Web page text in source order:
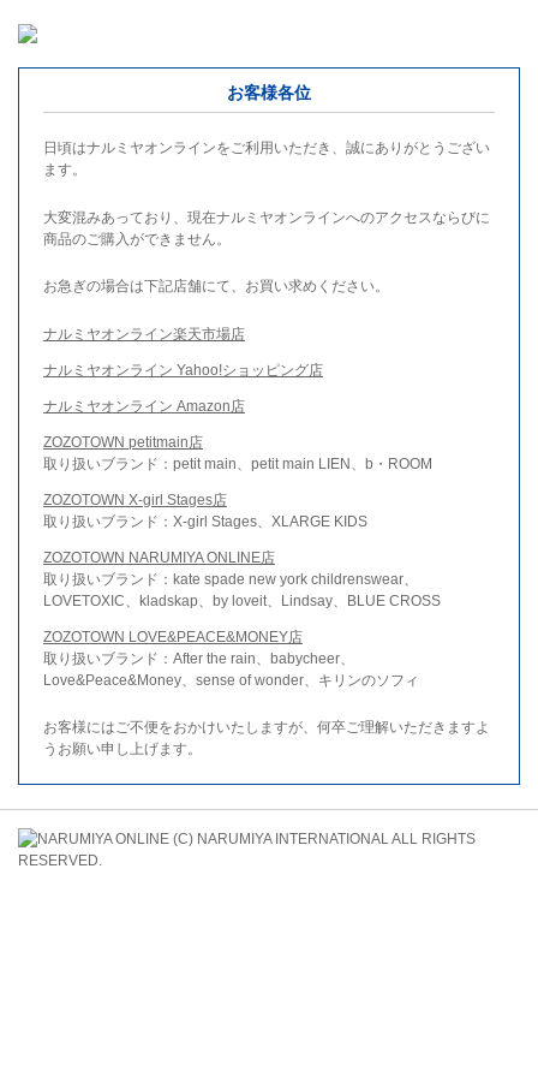
お客様各位
日頃はナルミヤオンラインをご利用いただき、誠にありがとうござい
ます。
大変混みあっており、現在ナルミヤオンラインへのアクセスならびに
商品のご購入ができません。
お急ぎの場合は下記店舗にて、お買い求めください。
ナルミヤオンライン楽天市場店
ナルミヤオンライン Yahoo!ショッピング店
ナルミヤオンライン Amazon店
ZOZOTOWN petitmain店
取り扱いブランド：petit main、petit main LIEN、b・ROOM
ZOZOTOWN X-girl Stages店
取り扱いブランド：X-girl Stages、XLARGE KIDS
ZOZOTOWN NARUMIYA ONLINE店
取り扱いブランド：kate spade new york childrenswear、
LOVETOXIC、kladskap、by loveit、Lindsay、BLUE CROSS
ZOZOTOWN LOVE&PEACE&MONEY店
取り扱いブランド：After the rain、babycheer、
Love&Peace&Money、sense of wonder、キリンのソフィ
お客様にはご不便をおかけいたしますが、何卒ご理解いただきますよ
うお願い申し上げます。